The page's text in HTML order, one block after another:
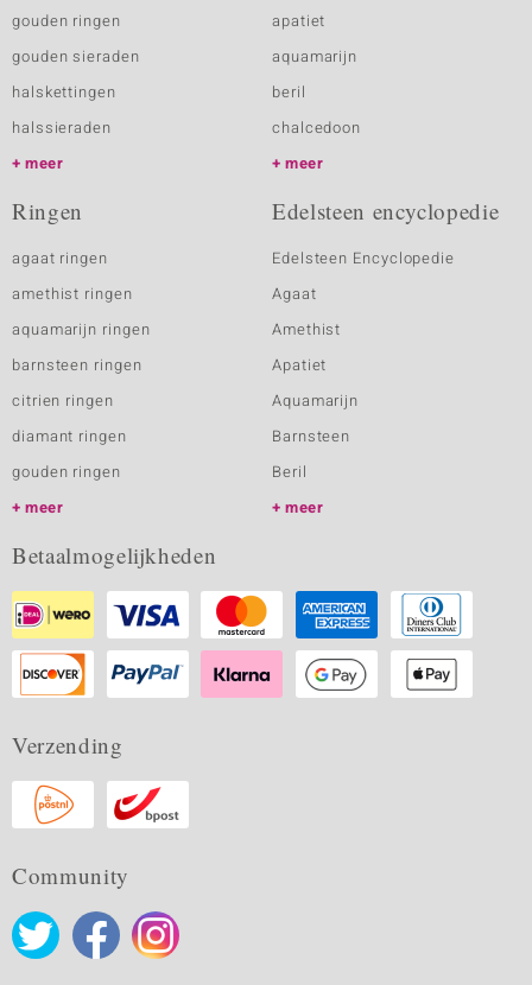
gouden ringen
gouden sieraden
halskettingen
halssieraden
meer
apatiet
aquamarijn
beril
chalcedoon
meer
Ringen
agaat ringen
amethist ringen
aquamarijn ringen
barnsteen ringen
citrien ringen
diamant ringen
gouden ringen
meer
Edelsteen encyclopedie
Edelsteen Encyclopedie
Agaat
Amethist
Apatiet
Aquamarijn
Barnsteen
Beril
meer
Betaalmogelijkheden
Verzending
Community